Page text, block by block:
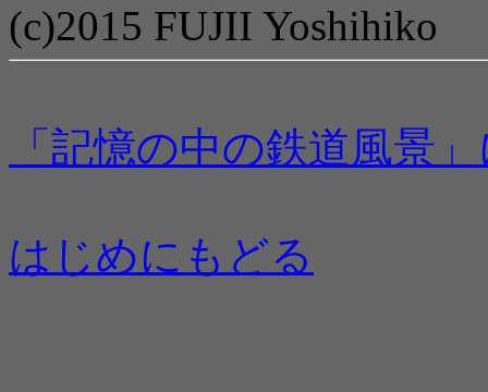
(c)2015 FUJII Yoshihiko
「記憶の中の鉄道風景
はじめにもどる